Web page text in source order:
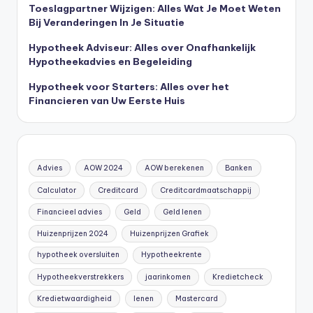
Toeslagpartner Wijzigen: Alles Wat Je Moet Weten
Bij Veranderingen In Je Situatie
Hypotheek Adviseur: Alles over Onafhankelijk
Hypotheekadvies en Begeleiding
Hypotheek voor Starters: Alles over het
Financieren van Uw Eerste Huis
Advies AOW 2024 AOW berekenen Banken
Calculator Creditcard Creditcardmaatschappij
Financieel advies Geld Geld lenen
Huizenprijzen 2024 Huizenprijzen Grafiek
hypotheek oversluiten Hypotheekrente
Hypotheekverstrekkers jaarinkomen Kredietcheck
Kredietwaardigheid lenen Mastercard